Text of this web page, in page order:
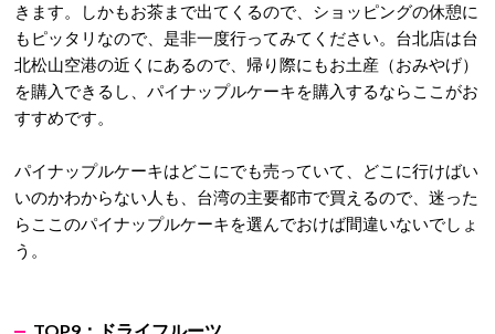
きます。しかもお茶まで出てくるので、ショッピングの休憩に
もピッタリなので、是非一度行ってみてください。台北店は台
北松山空港の近くにあるので、帰り際にもお土産（おみやげ）
を購入できるし、パイナップルケーキを購入するならここがお
すすめです。
パイナップルケーキはどこにでも売っていて、どこに行けばい
いのかわからない人も、台湾の主要都市で買えるので、迷った
らここのパイナップルケーキを選んでおけば間違いないでしょ
う。